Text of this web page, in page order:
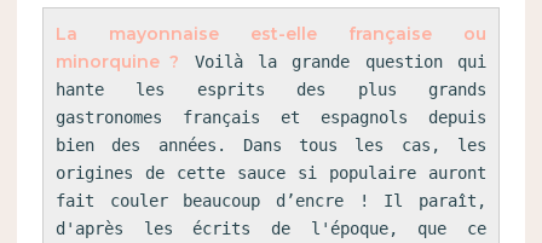
La mayonnaise est-elle française ou
minorquine ? Voilà la grande question qui
hante les esprits des plus grands
gastronomes français et espagnols depuis
bien des années. Dans tous les cas, les
origines de cette sauce si populaire auront
fait couler beaucoup d’encre ! Il paraît,
d'après les écrits de l'époque, que ce